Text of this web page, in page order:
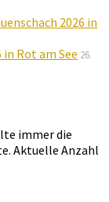
2026 in
Rot am See 26.
immer die
Aktuelle Anzahl